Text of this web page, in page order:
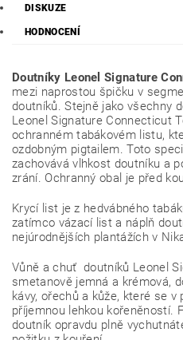
DISKUZE
HODNOCENÍ
Doutníky Leonel Signature
mezi naprostou špičku v
doutníků. Stejně jako všechny
Leonel Signature Connecticut
ochranném tabákovém listu,
ozdobným pigtailem. Toto
zachovává vlhkost doutníku a
zrání. Ochranný obal je před
Krycí list je z hedvábného
zatímco vázací list a náplň
nejúrodnějších plantážích v
Vůně a chuť doutníků Leonel
smetanově jemná a krémová,
kávy, ořechů a kůže, které se
příjemnou lehkou kořeněností.
doutník opravdu plně